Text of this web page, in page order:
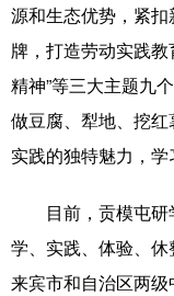
源和生态优势，紧
牌，打造劳动实践
精神”等三大主题九
做豆腐、犁地、挖
实践的独特魅力，学
目前，贡模屯研
学、实践、体验、
来宾市和自治区两